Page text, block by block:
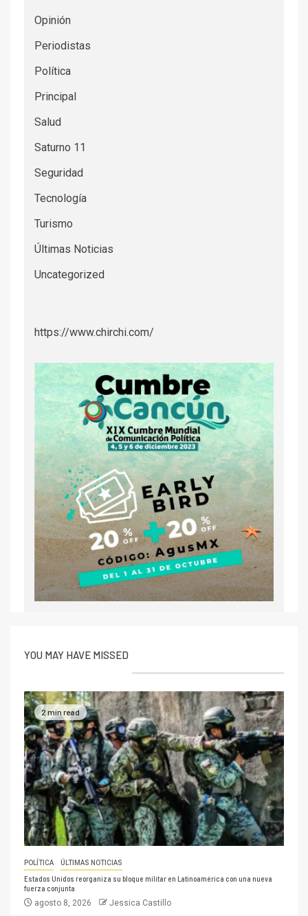
Opinión
Periodistas
Política
Principal
Salud
Saturno 11
Seguridad
Tecnología
Turismo
Últimas Noticias
Uncategorized
https://www.chirchi.com/
YOU MAY HAVE MISSED
2 min read
POLÍTICA ÚLTIMAS NOTICIAS
Estados Unidos reorganiza su bloque militar en Latinoamérica con una nueva
fuerza conjunta
agosto 8, 2026 Jessica Castillo